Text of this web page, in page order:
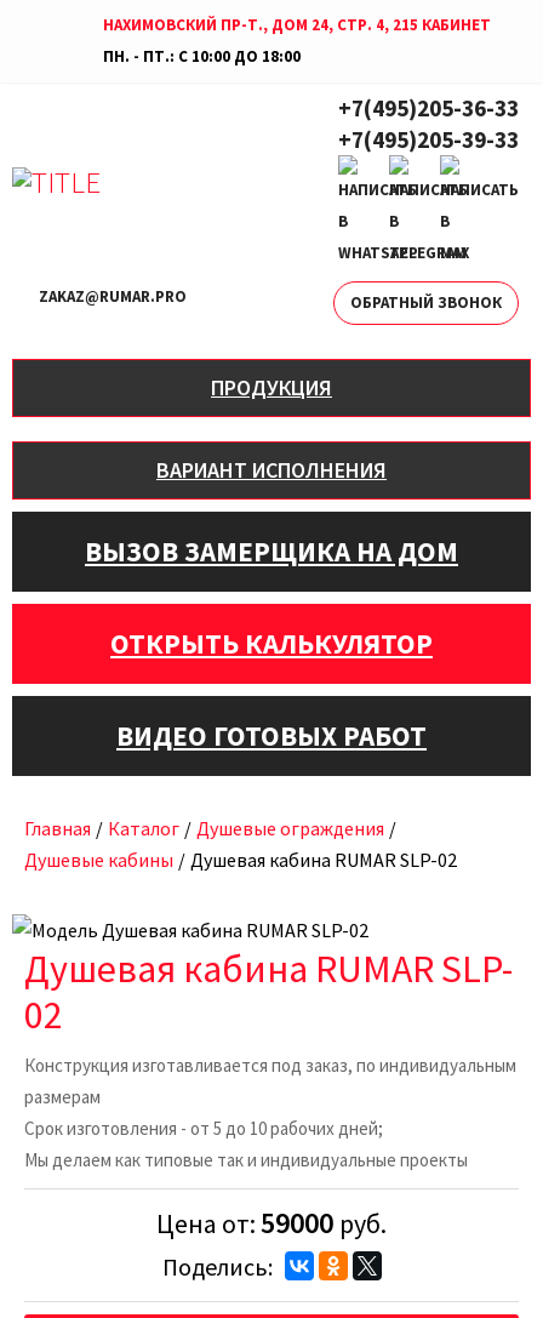
НАХИМОВСКИЙ ПР-Т., ДОМ 24, СТР. 4, 215 КАБИНЕТ
ПН. - ПТ.: С 10:00 ДО 18:00
+7(495)205-36-33
+7(495)205-39-33
ZAKAZ@RUMAR.PRO ОБРАТНЫЙ ЗВОНОК
ПРОДУКЦИЯ
ВАРИАНТ ИСПОЛНЕНИЯ
ВЫЗОВ ЗАМЕРЩИКА НА ДОМ
ОТКРЫТЬ КАЛЬКУЛЯТОР
ВИДЕО ГОТОВЫХ РАБОТ
Главная / Каталог / Душевые ограждения /
Душевые кабины / Душевая кабина RUMAR SLP-02
Душевая кабина RUMAR SLP-
02
Конструкция изготавливается под заказ, по индивидуальным
размерам
Срок изготовления - от 5 до 10 рабочих дней;
Мы делаем как типовые так и индивидуальные проекты
Цена от:59000 руб.
Поделись: